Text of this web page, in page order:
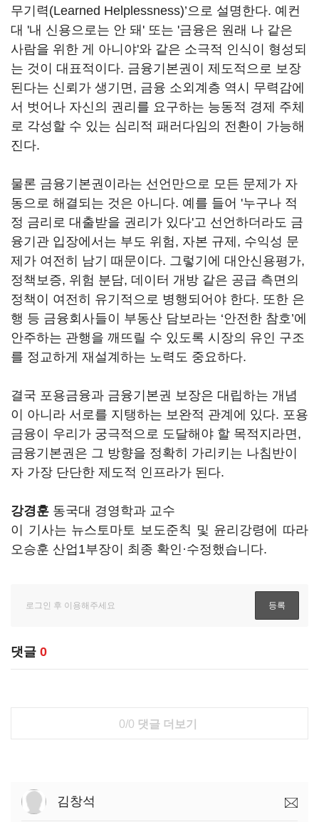
무기력(Learned Helplessness)’으로 설명한다. 예컨
대 '내 신용으로는 안 돼' 또는 '금융은 원래 나 같은
사람을 위한 게 아니야'와 같은 소극적 인식이 형성되
는 것이 대표적이다. 금융기본권이 제도적으로 보장
된다는 신뢰가 생기면, 금융 소외계층 역시 무력감에
서 벗어나 자신의 권리를 요구하는 능동적 경제 주체
로 각성할 수 있는 심리적 패러다임의 전환이 가능해
진다.
물론 금융기본권이라는 선언만으로 모든 문제가 자
동으로 해결되는 것은 아니다. 예를 들어 '누구나 적
정 금리로 대출받을 권리가 있다'고 선언하더라도 금
융기관 입장에서는 부도 위험, 자본 규제, 수익성 문
제가 여전히 남기 때문이다. 그렇기에 대안신용평가,
정책보증, 위험 분담, 데이터 개방 같은 공급 측면의
정책이 여전히 유기적으로 병행되어야 한다. 또한 은
행 등 금융회사들이 부동산 담보라는 ‘안전한 참호’에
안주하는 관행을 깨뜨릴 수 있도록 시장의 유인 구조
를 정교하게 재설계하는 노력도 중요하다.
결국 포용금융과 금융기본권 보장은 대립하는 개념
이 아니라 서로를 지탱하는 보완적 관계에 있다. 포용
금융이 우리가 궁극적으로 도달해야 할 목적지라면,
금융기본권은 그 방향을 정확히 가리키는 나침반이
자 가장 단단한 제도적 인프라가 된다.
강경훈 동국대 경영학과 교수
이 기사는 뉴스토마토 보도준칙 및 윤리강령에 따라
오승훈 산업1부장이 최종 확인·수정했습니다.
댓글 0
0/0 댓글 더보기
김창석